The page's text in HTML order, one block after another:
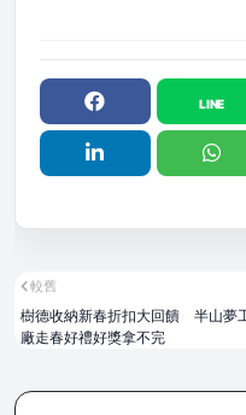
較舊
樹德收納新春折扣大回饋 半山夢
廠走春好禮好獎拿不完